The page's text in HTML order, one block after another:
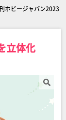
ビージャパン2023
立体化